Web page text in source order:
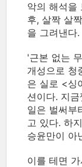
악의 해석을
후, 살짝 살
을 그려낸다.
'근본 없는
개성으로 청
은 실로 <싱
션이다. 지
일은 벌써부
고 있다. 하
승윤만이 아
이를 테면